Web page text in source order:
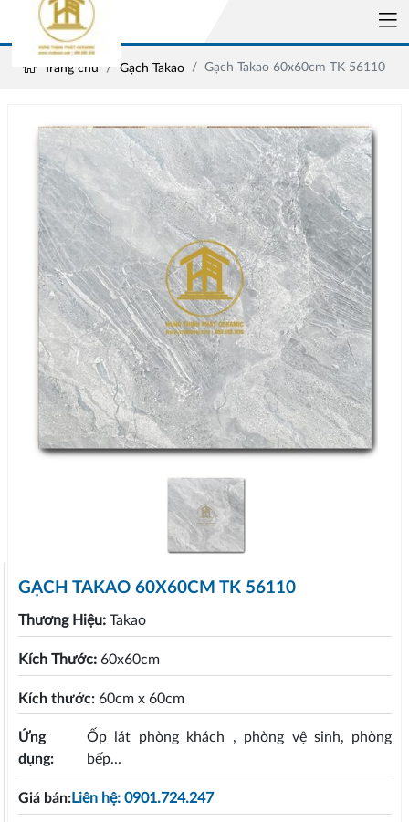
Trang chủ Gạch Takao Gạch Takao 60x60cm TK 56110
GẠCH TAKAO 60X60CM TK 56110
Thương Hiệu: Takao
Kích Thước: 60x60cm
Kích thước: 60cm x 60cm
Ứng
dụng:
Ốp lát phòng khách , phòng vệ sinh, phòng
bếp...
Giá bán:Liên hệ: 0901.724.247